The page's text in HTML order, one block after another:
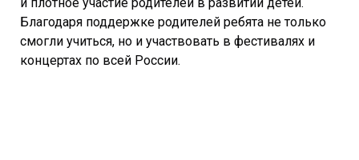
Благодаря поддержке родителей ребята не только
смогли учиться, но и участвовать в фестивалях и
концертах по всей России.